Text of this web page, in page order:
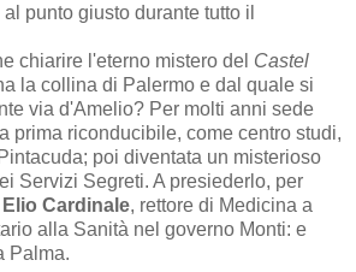
punto giusto durante tutto il
chiarire l'eterno mistero del Castel
la collina di Palermo e dal quale si
via d'Amelio? Per molti anni sede
prima riconducibile, come centro studi,
poi diventata un misterioso
Servizi Segreti. A presiederlo, per
Cardinale, rettore di Medicina a
alla Sanità nel governo Monti: e
Palma.